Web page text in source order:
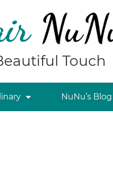
Touch
NuNu’s Blog